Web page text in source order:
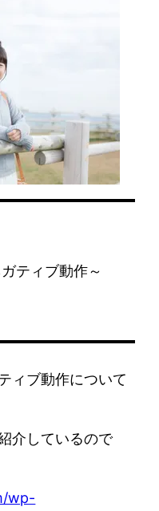
ティブ動作～
ィブ動作について
介しているので
wp-